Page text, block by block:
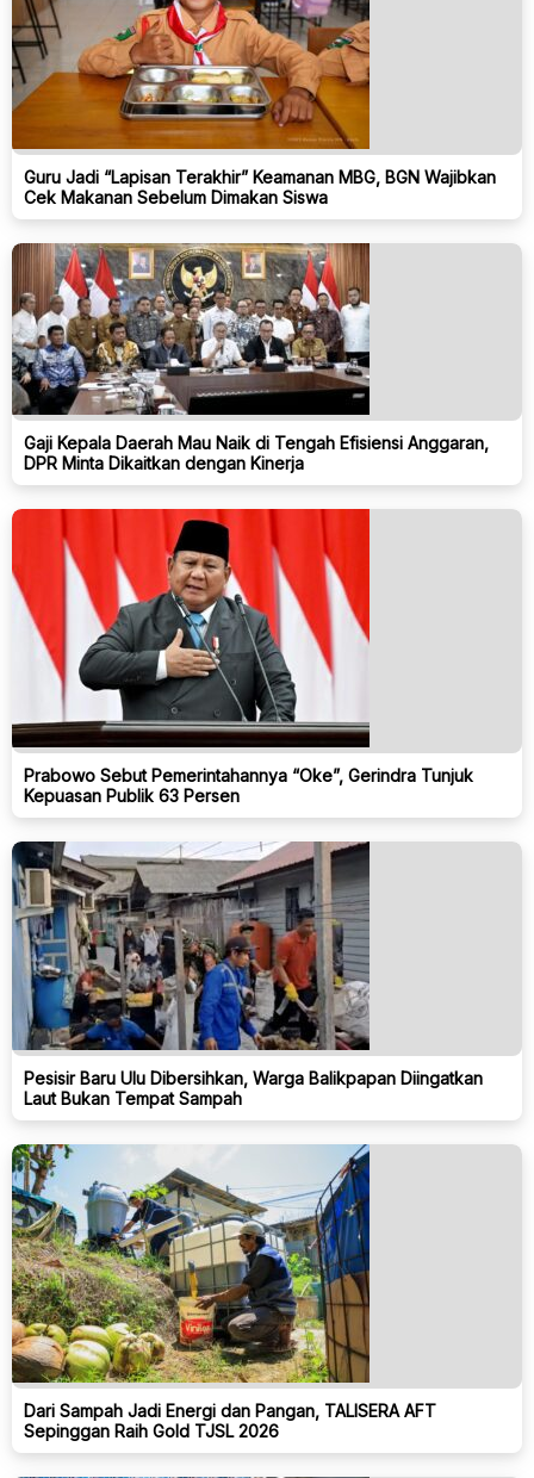
Guru Jadi “Lapisan Terakhir” Keamanan MBG, BGN Wajibkan
Cek Makanan Sebelum Dimakan Siswa
Gaji Kepala Daerah Mau Naik di Tengah Efisiensi Anggaran,
DPR Minta Dikaitkan dengan Kinerja
Prabowo Sebut Pemerintahannya “Oke”, Gerindra Tunjuk
Kepuasan Publik 63 Persen
Pesisir Baru Ulu Dibersihkan, Warga Balikpapan Diingatkan
Laut Bukan Tempat Sampah
Dari Sampah Jadi Energi dan Pangan, TALISERA AFT
Sepinggan Raih Gold TJSL 2026